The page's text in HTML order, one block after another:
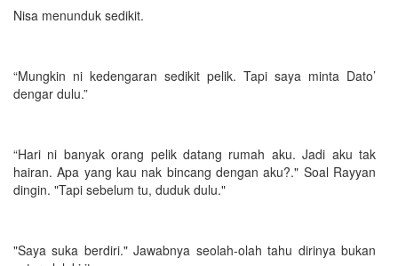
Nisa menunduk sedikit.
“Mungkin ni kedengaran sedikit pelik. Tapi saya minta Dato’
dengar dulu.”
“Hari ni banyak orang pelik datang rumah aku. Jadi aku tak
hairan. Apa yang kau nak bincang dengan aku?." Soal Rayyan
dingin. "Tapi sebelum tu, duduk dulu."
"Saya suka berdiri." Jawabnya seolah-olah tahu dirinya bukan